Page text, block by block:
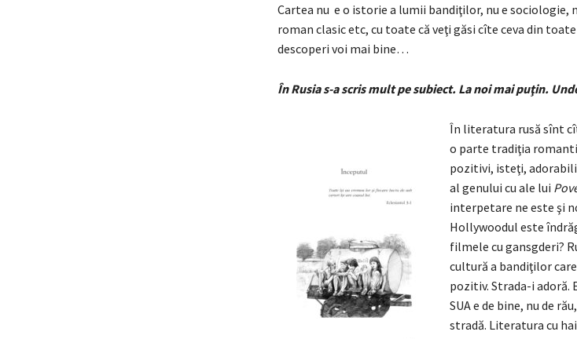
Cartea nu e o istorie a lumii bandiţilor, nu e sociologie,
roman clasic etc, cu toate că veţi găsi cîte ceva din
descoperi voi mai bine…
În Rusia s-a scris mult pe subiect. La noi mai puţin.
În literatura rusă sînt
o parte tradiţia
pozitivi, isteţi,
al genului cu ale lui
interpetare ne este şi
Hollywoodul este
filmele cu gansgderi?
cultură a bandiţilor
pozitiv. Strada-i adoră.
SUA e de bine, nu de
stradă. Literatura cu